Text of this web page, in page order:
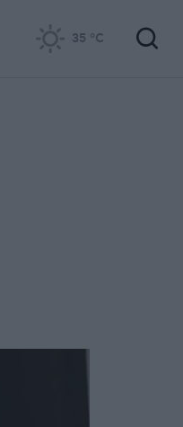
35 °C